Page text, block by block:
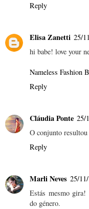
Reply
Elisa Zanetti 25/
hi babe! love your
Nameless Fashion
Reply
Cláudia Ponte 25/
O conjunto
Reply
Marli Neves 25/
Estás mesmo gira!
do género.